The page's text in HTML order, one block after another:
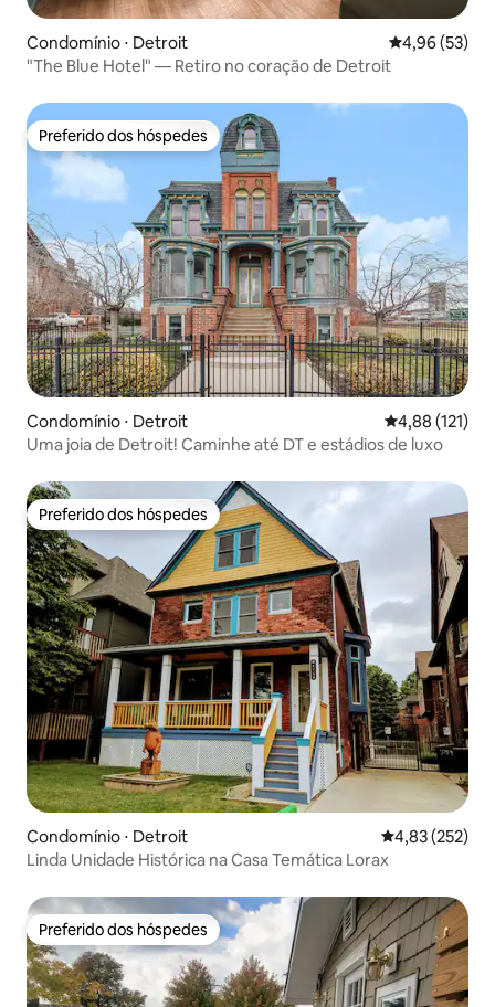
Condomínio ⋅ Detroit 4,96 de uma
4,96 (53)
"The Blue Hotel" — Retiro no coração de Detroit
Preferido dos hóspedes
Preferido dos hóspedes
Condomínio ⋅ Detroit 4,88 de uma
4,88 (121)
Uma joia de Detroit! Caminhe até DT e estádios de luxo
Preferido dos hóspedes
Preferido dos hóspedes
Condomínio ⋅ Detroit 4,83 de uma
4,83 (252)
Linda Unidade Histórica na Casa Temática Lorax
Preferido dos hóspedes
Preferido dos hóspedes